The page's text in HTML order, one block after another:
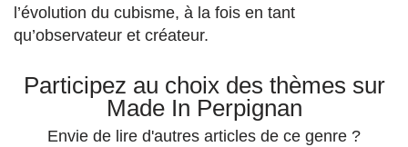
l’évolution du cubisme, à la fois en tant
qu’observateur et créateur.
Participez au choix des thèmes sur
Made In Perpignan
Envie de lire d'autres articles de ce genre ?